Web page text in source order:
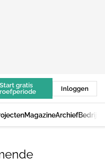
Start gratis
Inloggen
MagazineArchief